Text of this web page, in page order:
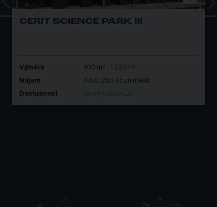
CERIT SCIENCE PARK III
Výměra 100 m² - 1 733 m²
Nájem od 41 250 Kč za měsíc
Dostupnost